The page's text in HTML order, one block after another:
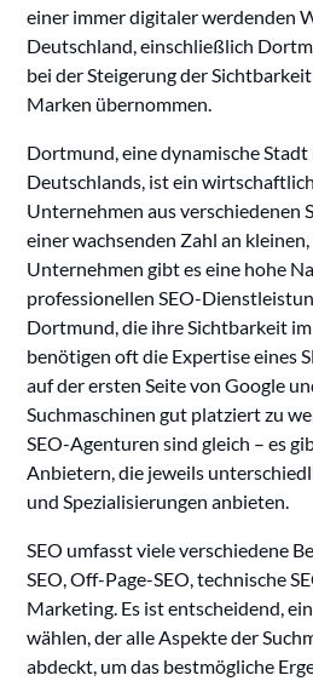
einer immer digitaler werdenden
Deutschland, einschließlich
bei der Steigerung der
Marken übernommen.
Dortmund, eine dynamische Stadt
Deutschlands, ist ein
Unternehmen aus verschiedenen
einer wachsenden Zahl an
Unternehmen gibt es eine hohe
professionellen SEO-
Dortmund, die ihre Sichtbarkeit
benötigen oft die Expertise eines
auf der ersten Seite von Google
Suchmaschinen gut platziert zu
SEO-Agenturen sind gleich – es
Anbietern, die jeweils
und Spezialisierungen anbieten.
SEO umfasst viele verschiedene
SEO, Off-Page-SEO, technische
Marketing. Es ist entscheidend,
wählen, der alle Aspekte der
abdeckt, um das bestmögliche